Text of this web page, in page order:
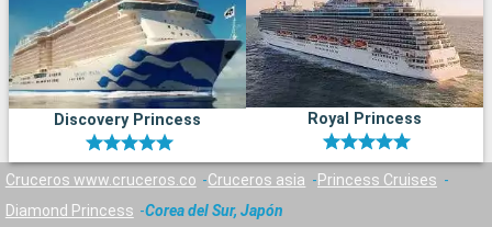
Discovery Princess Royal Princess
Cruceros www.cruceros.co Cruceros asia
Princess Cruises
Diamond Princess
Corea del Sur, Japón